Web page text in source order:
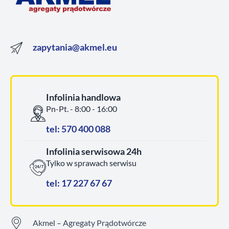
zapytania@akmel.eu
Infolinia handlowa
Pn-Pt. - 8:00 - 16:00
tel: 570 400 088
Infolinia serwisowa 24h
Tylko w sprawach serwisu
tel: 17 227 67 67
Akmel – Agregaty Prądotwórcze